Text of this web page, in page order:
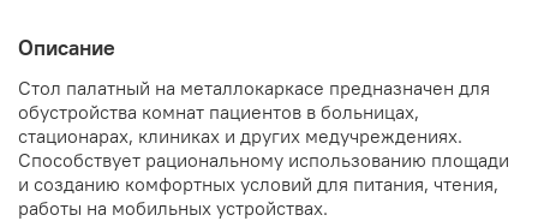
Описание
Стол палатный на металлокаркасе предназначен для
обустройства комнат пациентов в больницах,
стационарах, клиниках и других медучреждениях.
Способствует рациональному использованию площади
и созданию комфортных условий для питания, чтения,
работы на мобильных устройствах.